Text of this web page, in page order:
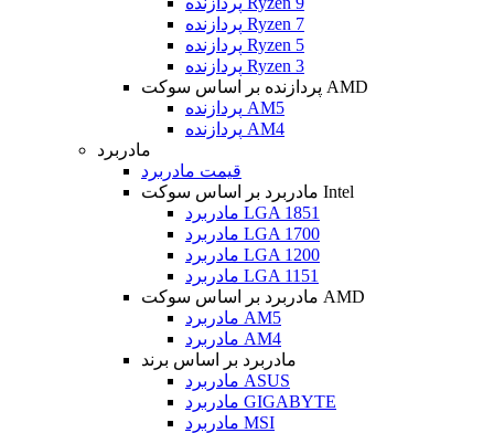
پردازنده Ryzen 7
پردازنده Ryzen 5
پردازنده Ryzen 3
پردازنده بر اساس سوکت AMD
پردازنده AM5
پردازنده AM4
مادربرد
قیمت مادربرد
مادربرد بر اساس سوکت Intel
مادربرد LGA 1851
مادربرد LGA 1700
مادربرد LGA 1200
مادربرد LGA 1151
مادربرد بر اساس سوکت AMD
مادربرد AM5
مادربرد AM4
مادربرد بر اساس برند
مادربرد ASUS
مادربرد GIGABYTE
مادربرد MSI